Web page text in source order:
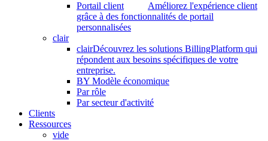
Portail client
Améliorez l'expérience client
grâce à des fonctionnalités de portail
personnalisées
clair
clairDécouvrez les solutions BillingPlatform qui
répondent aux besoins spécifiques de votre
entreprise.
BY Modèle économique
Par rôle
Par secteur d'activité
Clients
Ressources
vide